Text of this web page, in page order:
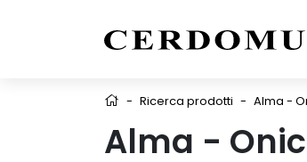
- Ricerca prodotti - Alma -
Alma -